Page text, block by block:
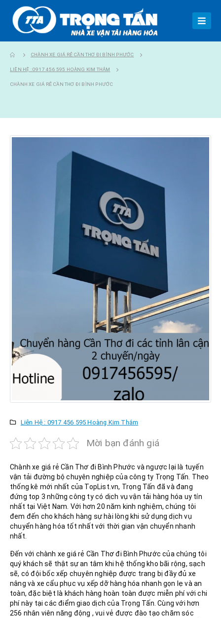
CHÀNH XE GIÁ RẺ CẦN THƠ ĐI BÌNH PHƯỚC
LIÊN HỆ : 0917 456 595 HOÀNG KIM THẮM
CHÀNH XE GIÁ RẺ CẦN THƠ ĐI BÌNH PHƯỚC
Liên Hệ : 0917 456 595 Hoàng Kim Thắm
Mời bạn đánh giá
Chành xe giá rẻ Cần Thơ đi Bình Phước và ngược lại là tuyến
vận tải đường bộ chuyên nghiệp của công ty Trọng Tấn. Theo
thống kê mới nhất của TopList.vn, Trọng Tấn đã và đang
đứng top 3 những công ty có dịch vụ vận tải hàng hóa uy tín
nhất tại Việt Nam. Với hơn 20 năm kinh nghiệm, chúng tôi
đem đến cho khách hàng sự hài lòng khi sử dụng dịch vụ
chuyển hàng hóa tốt nhất với thời gian vận chuyển nhanh
nhất.
Đến với chành xe giá rẻ Cần Thơ đi Bình Phước của chúng tôi
quý khách sẽ thật sự an tâm khi hệ thống kho bãi rộng, sạch
sẽ, có đội bốc xếp chuyên nghiệp được trang bị đầy đủ xe
nâng và xe cẩu phục vụ xếp dỡ hàng hóa nhanh gọn lẹ và an
toàn, đặc biệt là khách hàng hoàn toàn được miễn phí với chi
phí này tại các điểm giao dịch của Trọng Tấn. Cùng với hơn
256 nhân viên năng động , vui vẻ được đào tạo chăm sóc